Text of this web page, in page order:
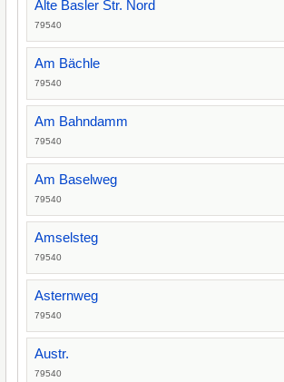
Alte Basler Str. Nord
79540
Am Bächle
79540
Am Bahndamm
79540
Am Baselweg
79540
Amselsteg
79540
Asternweg
79540
Austr.
79540